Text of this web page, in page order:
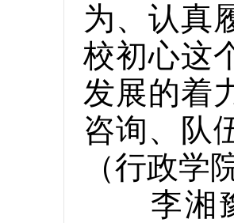
为、认真
校初心这
发展的着
咨询、队
（行政学
李湘豫